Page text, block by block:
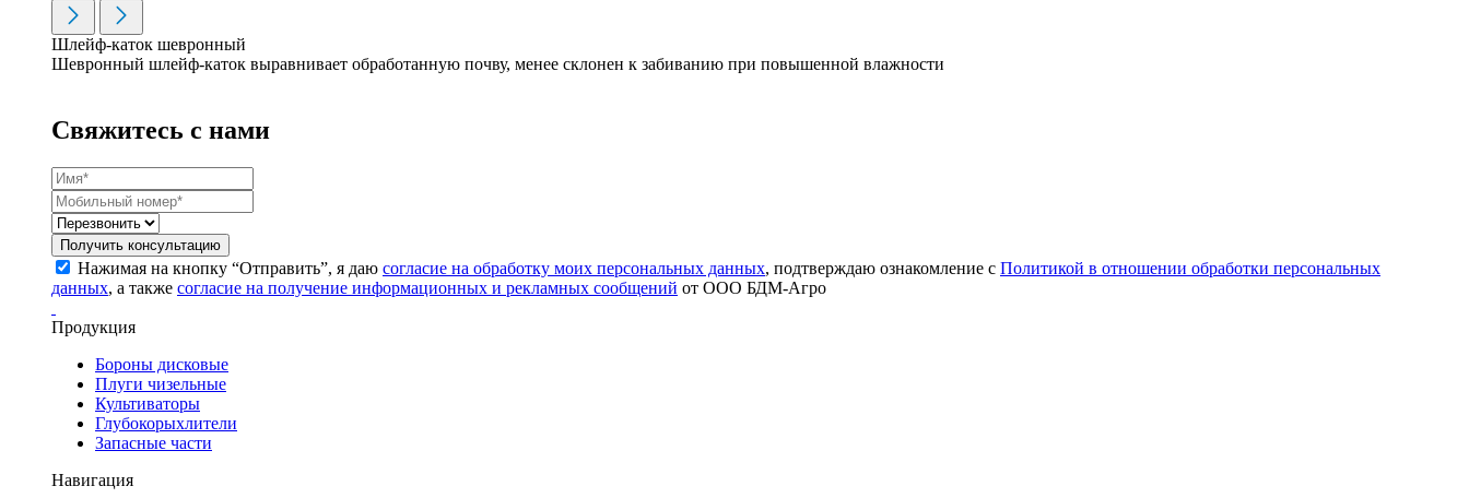
Шлейф-каток шевронный
Шевронный шлейф-каток выравнивает обработанную почву, менее склонен к забиванию при повышенной влажности
Свяжитесь с нами
Получить консультацию
Нажимая на кнопку “Отправить”, я даю согласие на обработку моих персональных данных, подтверждаю ознакомление с Политикой в отношении обработки персональных
данных, а также согласие на получение информационных и рекламных сообщений от ООО БДМ-Агро
Продукция
Бороны дисковые
Плуги чизельные
Культиваторы
Глубокорыхлители
Запасные части
Навигация